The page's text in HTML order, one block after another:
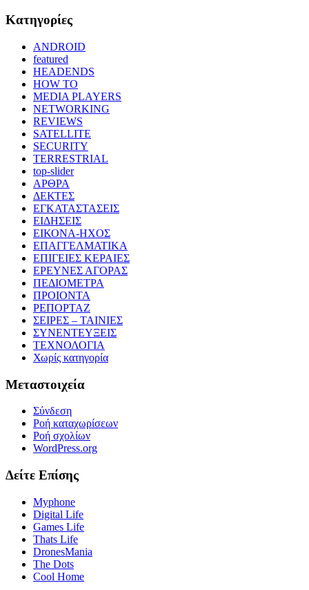
Kατηγορίες
ANDROID
featured
HEADENDS
HOW TO
MEDIA PLAYERS
NETWORKING
REVIEWS
SATELLITE
SECURITY
TERRESTRIAL
top-slider
ΑΡΘΡΑ
ΔΕΚΤΕΣ
ΕΓΚΑΤΑΣΤΑΣΕΙΣ
ΕΙΔΗΣΕΙΣ
ΕΙΚΟΝΑ-ΗΧΟΣ
ΕΠΑΓΓΕΛΜΑΤΙΚΑ
ΕΠΙΓΕΙΕΣ ΚΕΡΑΙΕΣ
ΕΡΕΥΝΕΣ ΑΓΟΡΑΣ
ΠΕΔΙΟΜΕΤΡΑ
ΠΡΟΙΟΝΤΑ
ΡΕΠΟΡΤΑΖ
ΣΕΙΡΕΣ – ΤΑΙΝΙΕΣ
ΣΥΝΕΝΤΕΥΞΕΙΣ
ΤΕΧΝΟΛΟΓΙΑ
Χωρίς κατηγορία
Μεταστοιχεία
Σύνδεση
Ροή καταχωρίσεων
Ροή σχολίων
WordPress.org
Δείτε Επίσης
Myphone
Digital Life
Games Life
Thats Life
DronesMania
The Dots
Cool Home